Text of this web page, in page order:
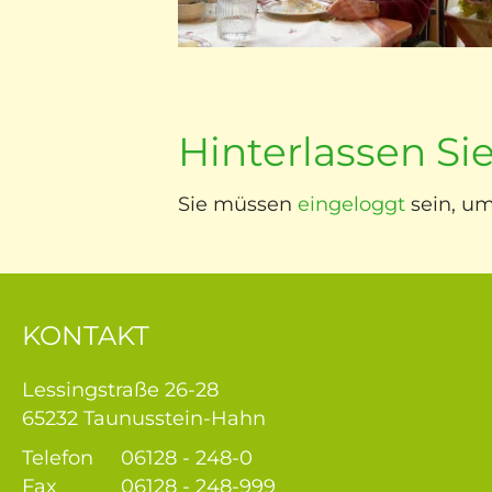
Hinterlassen
Sie müssen eingeloggt sein,
KONTAKT
Lessingstraße 26-28
65232 Taunusstein-Hahn
Telefon
06128 - 248-0
Fax
06128 - 248-999